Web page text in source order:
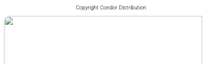
Copyright Condor Distribution